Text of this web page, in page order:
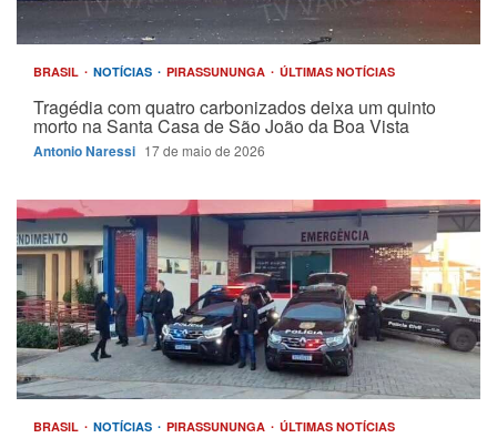
BRASIL NOTÍCIAS PIRASSUNUNGA ÚLTIMAS NOTÍCIAS
Tragédia com quatro carbonizados deixa um quinto
morto na Santa Casa de São João da Boa Vista
Antonio Naressi 17 de maio de 2026
BRASIL NOTÍCIAS PIRASSUNUNGA ÚLTIMAS NOTÍCIAS